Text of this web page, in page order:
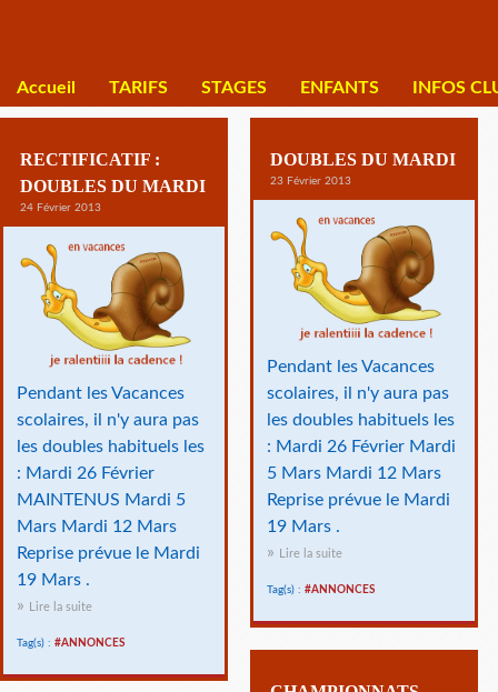
Accueil TARIFS STAGES ENFANTS INFOS
RECTIFICATIF :
DOUBLES DU MARDI
24 Février 2013
Pendant les Vacances
scolaires, il n'y aura pas
les doubles habituels les
: Mardi 26 Février
MAINTENUS Mardi 5
Mars Mardi 12 Mars
Reprise prévue le Mardi
19 Mars .
Lire la suite
Tag(s) : #ANNONCES
DOUBLES DU MARDI
23 Février 2013
Pendant les Vacances
scolaires, il n'y aura pas
les doubles habituels les
: Mardi 26 Février Mardi
5 Mars Mardi 12 Mars
Reprise prévue le Mardi
19 Mars .
Lire la suite
Tag(s) : #ANNONCES